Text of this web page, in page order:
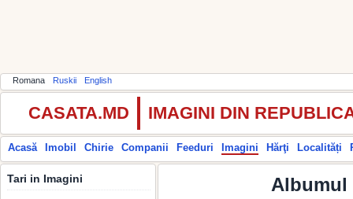
Romana Ruskii English
CASATA.MD IMAGINI DIN
Acasă Imobil Chirie Companii Feeduri Imagini Hărţi Localități
Tari in Imagini Albumul